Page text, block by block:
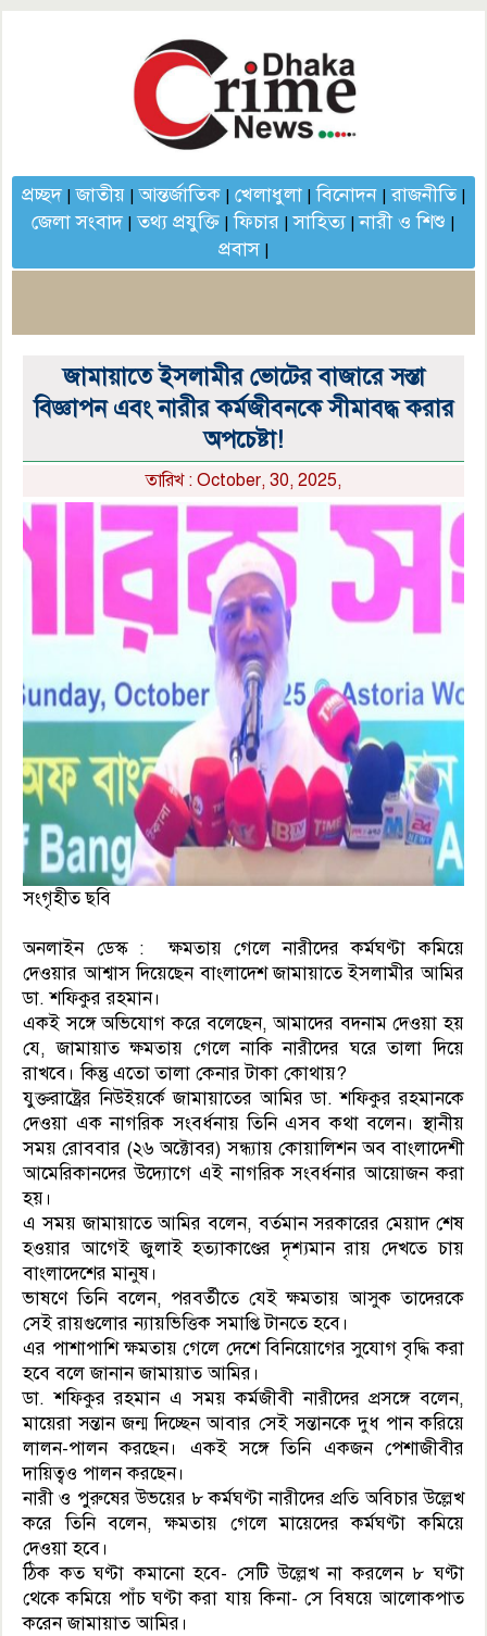
প্রচ্ছদ|জাতীয়|আন্তর্জাতিক| খেলাধুলা|বিনোদন|রাজনীতি|
জেলা সংবাদ|তথ্য প্রযুক্তি |ফিচার |সাহিত্য|নারী ও শিশু |
প্রবাস|
জামায়াতে ইসলামীর ভোটের বাজারে সস্তা
বিজ্ঞাপন এবং নারীর কর্মজীবনকে সীমাবদ্ধ করার
অপচেষ্টা!
তারিখ : October, 30, 2025,
সংগৃহীত ছবি
অনলাইন ডেস্ক : ক্ষমতায় গেলে নারীদের কর্মঘণ্টা কমিয়ে
দেওয়ার আশ্বাস দিয়েছেন বাংলাদেশ জামায়াতে ইসলামীর আমির
ডা. শফিকুর রহমান।
একই সঙ্গে অভিযোগ করে বলেছেন, আমাদের বদনাম দেওয়া হয়
যে, জামায়াত ক্ষমতায় গেলে নাকি নারীদের ঘরে তালা দিয়ে
রাখবে। কিন্তু এতো তালা কেনার টাকা কোথায়?
যুক্তরাষ্ট্রের নিউইয়র্কে জামায়াতের আমির ডা. শফিকুর রহমানকে
দেওয়া এক নাগরিক সংবর্ধনায় তিনি এসব কথা বলেন। স্থানীয়
সময় রোববার (২৬ অক্টোবর) সন্ধ্যায় কোয়ালিশন অব বাংলাদেশী
আমেরিকানদের উদ্যোগে এই নাগরিক সংবর্ধনার আয়োজন করা
হয়।
এ সময় জামায়াতে আমির বলেন, বর্তমান সরকারের মেয়াদ শেষ
হওয়ার আগেই জুলাই হত্যাকাণ্ডের দৃশ্যমান রায় দেখতে চায়
বাংলাদেশের মানুষ।
ভাষণে তিনি বলেন, পরবর্তীতে যেই ক্ষমতায় আসুক তাদেরকে
সেই রায়গুলোর ন‍্যায়ভিত্তিক সমাপ্তি টানতে হবে।
এর পাশাপাশি ক্ষমতায় গেলে দেশে বিনিয়োগের সুযোগ বৃদ্ধি করা
হবে বলে জানান জামায়াত আমির।
ডা. শফিকুর রহমান এ সময় কর্মজীবী নারীদের প্রসঙ্গে বলেন,
মায়েরা সন্তান জন্ম দিচ্ছেন আবার সেই সন্তানকে দুধ পান করিয়ে
লালন-পালন করছেন। একই সঙ্গে তিনি একজন পেশাজীবীর
দায়িত্বও পালন করছেন।
নারী ও পুরুষের উভয়ের ৮ কর্মঘণ্টা নারীদের প্রতি অবিচার উল্লেখ
করে তিনি বলেন, ক্ষমতায় গেলে মায়েদের কর্মঘণ্টা কমিয়ে
দেওয়া হবে।
ঠিক কত ঘণ্টা কমানো হবে- সেটি উল্লেখ না করলেন ৮ ঘণ্টা
থেকে কমিয়ে পাঁচ ঘণ্টা করা যায় কিনা- সে বিষয়ে আলোকপাত
করেন জামায়াত আমির।